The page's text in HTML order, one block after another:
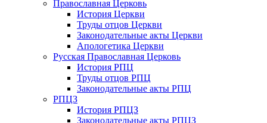
Православная Церковь
История Церкви
Труды отцов Церкви
Законодательные акты Церкви
Апологетика Церкви
Русская Православная Церковь
История РПЦ
Труды отцов РПЦ
Законодательные акты РПЦ
РПЦЗ
История РПЦЗ
Законодательные акты РПЦЗ